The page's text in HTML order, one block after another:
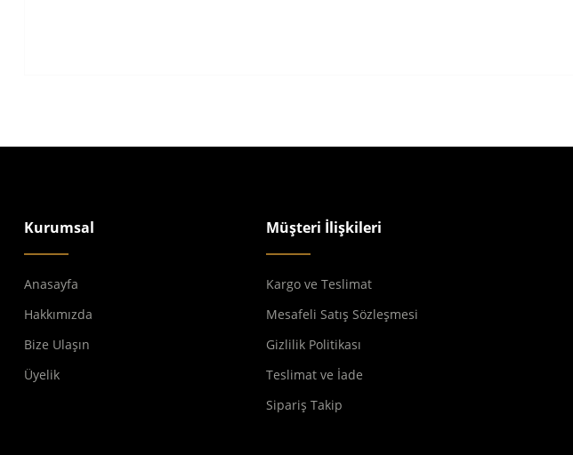
Kurumsal
Anasayfa
Hakkımızda
Bize Ulaşın
Üyelik
Müşteri İlişkileri
Kargo ve Teslimat
Mesafeli Satış Sözleşmesi
Gizlilik Politikası
Teslimat ve İade
Sipariş Takip